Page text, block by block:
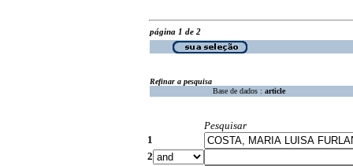
página 1 de 2
Refinar a pesquisa
Base de dados : article
Pesquisar
1
2